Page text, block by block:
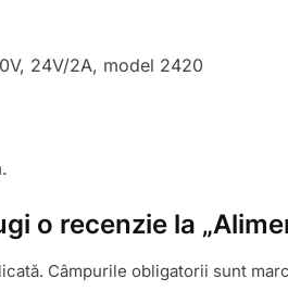
24V/2A, model 2420
o recenzie la
Câmpurile obligatorii sunt